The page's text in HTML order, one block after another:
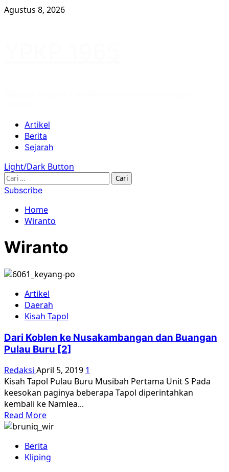
Skip
Agustus 8, 2026
Primary
Menu
Artikel
Berita
Sejarah
Light/Dark Button
Cari
untuk:
Subscribe
Home
Wiranto
Wiranto
Artikel
Daerah
Kisah Tapol
Dari Koblen ke Nusakambangan dan Buangan
Pulau Buru [2]
Redaksi April 5, 2019 1
Kisah Tapol Pulau Buru Musibah Pertama Unit S Pada
keesokan paginya beberapa Tapol diperintahkan
kembali ke Namlea...
Read MoreRead
more
Dari
Koblen
Berita
Kliping